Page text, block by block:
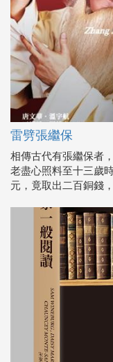
雷劈張繼保
相傳古代有張繼保者
老盡心照料至十三歲
元，竟取出二百銅錢